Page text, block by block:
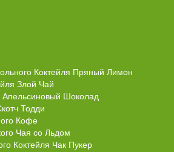
Коктейля Пряный Лимон
Злой Чай
Шоколад
Тодди
Кофе
Чая со Льдом
Коктейля Чак Пукер